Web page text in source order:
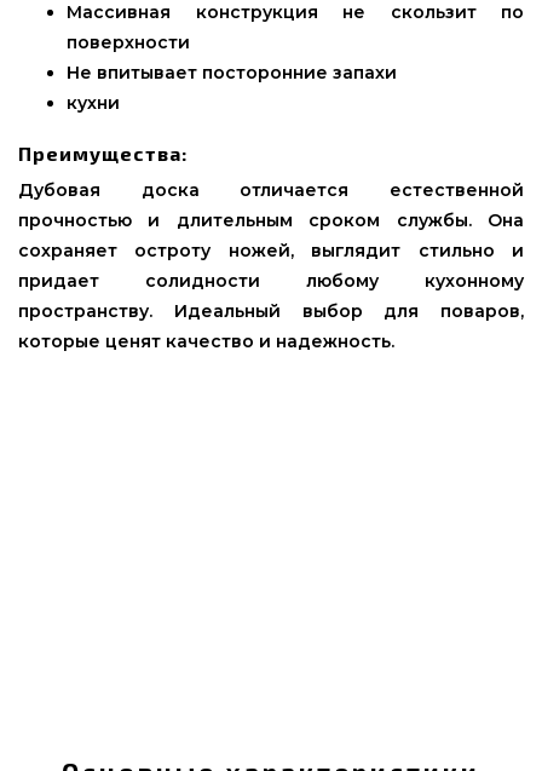
Массивная конструкция не скользит по
поверхности
Не впитывает посторонние запахи
кухни
Преимущества:
Дубовая доска отличается естественной
прочностью и длительным сроком службы. Она
сохраняет остроту ножей, выглядит стильно и
придает солидности любому кухонному
пространству. Идеальный выбор для поваров,
которые ценят качество и надежность.